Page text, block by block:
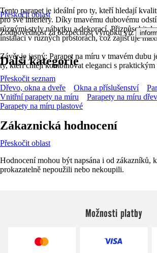
Tento parapet je ideální pro ty, kteří hledají
pro své interiéry. Díky tmavému dubovému
různými styly nábytku a dekorací.
instalaci v různých prostorách, což zajišťuje
Závěr je jasný: Parapet na míru v tmavém dubu
ty, kteří chtějí kombinovat eleganci s
Přeskočit oblast
Zodpovědnost za bezpečnost výrobku viz
Další kategorie
Přeskočit seznam
Dřevo, okna a dveře
Okna a příslušenství
Vnitřní parapety na míru
Parapety na míru
Parapety na míru plastové
Zákaznická hodnocení
Přeskočit oblast
Hodnocení mohou být napsána i od zákazníků,
prokazatelně nepoužili nebo nekoupili.
Možnosti platby